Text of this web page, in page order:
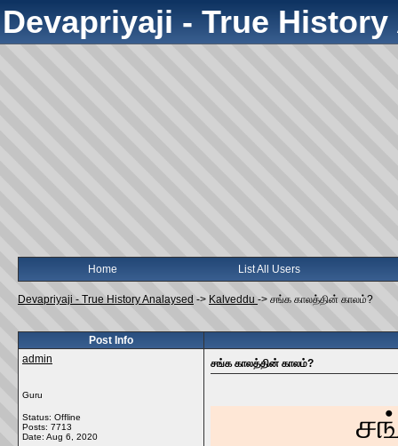
Devapriyaji - True
Home List All Users
Devapriyaji - True History Analaysed -> Kalveddu -> சங்க காலத்தின் காலம்?
Post Info
admin
Guru
Status: Offline
Posts: 7713
Date: Aug 6, 2020
சங்க காலத்தின் காலம்?